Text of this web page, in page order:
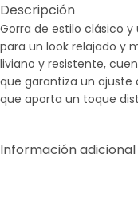
Descripción
Gorra de estilo clásico
para un look relajado y
liviano y resistente,
que garantiza un ajuste
que aporta un toque
Información adicional